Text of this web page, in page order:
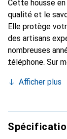
Cette housse
qualité et le
Elle protège
des artisans
nombreuses
téléphone. Sur
et indispensable
de haute qualité
clientèle
Afficher plus